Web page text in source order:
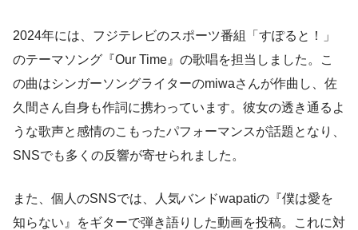
2024年には、フジテレビのスポーツ番組「すぽると！」
のテーマソング『Our Time』の歌唱を担当しました。こ
の曲はシンガーソングライターのmiwaさんが作曲し、佐
久間さん自身も作詞に携わっています。彼女の透き通るよ
うな歌声と感情のこもったパフォーマンスが話題となり、
SNSでも多くの反響が寄せられました。
また、個人のSNSでは、人気バンドwapatiの『僕は愛を
知らない』をギターで弾き語りした動画を投稿。これに対